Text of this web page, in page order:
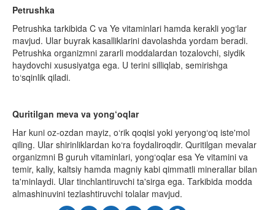
Petrushka
Petrushka tarkibida C va Ye vitaminlari hamda kerakli yog‘lar
mavjud. Ular buyrak kasalliklarini davolashda yor­dam beradi.
Petrushka orga­nizm­ni zararli moddalardan tozalovchi, siydik
haydovchi xususiyatga ega. U terini silliqlab, semirishga
to‘sqinlik qiladi.
Quritilgan meva va yong‘oqlar
Har kuni oz-ozdan mayiz, o‘rik qoqisi yoki yeryong‘oq iste'mol
qiling. Ular shirinliklardan ko‘ra foydaliroqdir. Quritilgan mevalar
organizmni B guruh vitaminlari, yong‘oqlar esa Ye vitamini va
temir, kaliy, kaltsiy hamda magniy kabi qimmatli minerallar bilan
ta'minlaydi. Ular tinchlantiruvchi ta'sirga ega. Tarkibida modda
almashinuvini tezlashtiruvchi tolalar mavjud.